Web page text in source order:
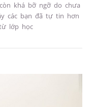
khá bỡ ngỡ do chưa
các bạn đã tự tin hơn
lớp học